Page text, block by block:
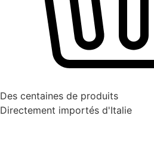
Des centaines de produits
Directement importés d'Italie